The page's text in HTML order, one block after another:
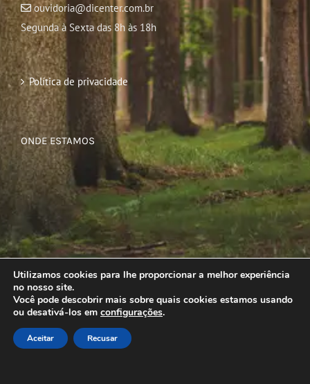
ouvidoria@dicenter.com.br
Segunda à Sexta das 8h às 18h
Política de privacidade
ONDE ESTAMOS
Utilizamos cookies para lhe proporcionar a melhor experiência
no nosso site.
Você pode descobrir mais sobre quais cookies estamos usando
ou desativá-los em configurações.
Aceitar Recusar